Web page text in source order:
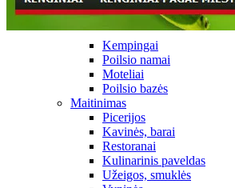
Kempingai
Poilsio namai
Moteliai
Poilsio bazės
Maitinimas
Picerijos
Kavinės, barai
Restoranai
Kulinarinis paveldas
Užeigos, smuklės